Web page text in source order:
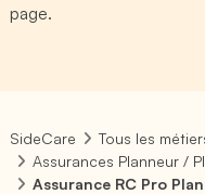
page.
SideCare
Tous les
Assurances Planneur /
Assurance RC Pro